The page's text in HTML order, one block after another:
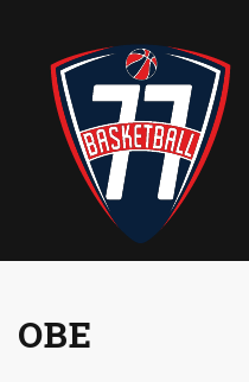
OBE